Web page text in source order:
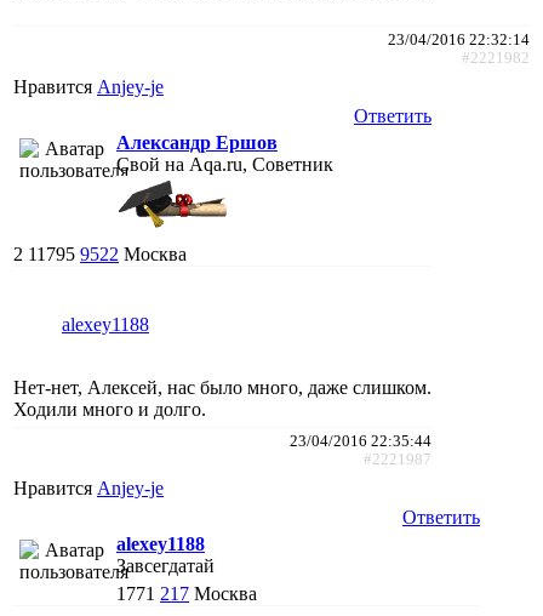
23/04/2016 22:32:14
#2221982
Нравится Anjey-je
Ответить
Александр Ершов
Свой на Aqa.ru, Советник
2 11795 9522 Москва
alexey1188
Нет-нет, Алексей, нас было много, даже слишком.
Ходили много и долго.
23/04/2016 22:35:44
#2221987
Нравится Anjey-je
Ответить
alexey1188
Завсегдатай
1771 217 Москва